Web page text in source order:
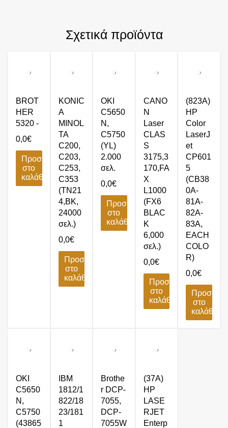
Σχετικά προϊόντα
BROT
HER
5320 -
0,0€
Προσθήκη
στο
καλάθι
KONIC
A
MINOL
TA
C200,
C203,
C253,
C353
(TN21
4,BK,
24000
σελ.)
0,0€
Προσθήκη
στο
καλάθι
OKI
C5650
N,
C5750
(YL)
2.000
σελ.
0,0€
Προσθήκη
στο
καλάθι
CANO
N
Laser
CLAS
S
3175,3
170,FA
X
L1000
(FX6
BLAC
K
6,000
σελ.)
0,0€
Προσθήκη
στο
καλάθι
(823A)
HP
Color
LaserJ
et
CP601
5
(CB38
0A-
81A-
82A-
83A,
EACH
COLO
R)
0,0€
στο
καλάθι
OKI
C5650
N,
C5750
(43865
IBM
1812/1
822/18
23/181
1
Brothe
r DCP-
7055,
DCP-
7055W
(37A)
HP
LASE
RJET
Enterp